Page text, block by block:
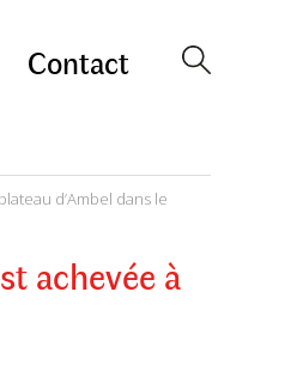
Contact
d’Ambel dans le
achevée à